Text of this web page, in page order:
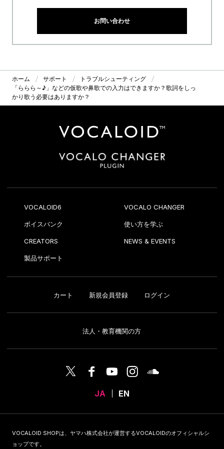
お問い合わせ
ホーム サポート
トラブルシューティング
「ららら～♪」などの仮歌や鼻歌での入力はできますか？歌詞をしっ
かり歌う必要はありますか？
VOCALOID6 VOCALO CHANGER
ボイスバンク 使い方を学ぶ
CREATORS NEWS & EVENTS
製品サポート
カート 新規会員登録 ログイン
法人・教育機関の方
JA EN
VOCALOID SHOPは、ヤマハ株式会社が運営するVOCALOIDのオフィシャルシ
ョップです。